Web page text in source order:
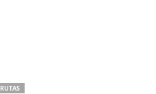
RUTAS